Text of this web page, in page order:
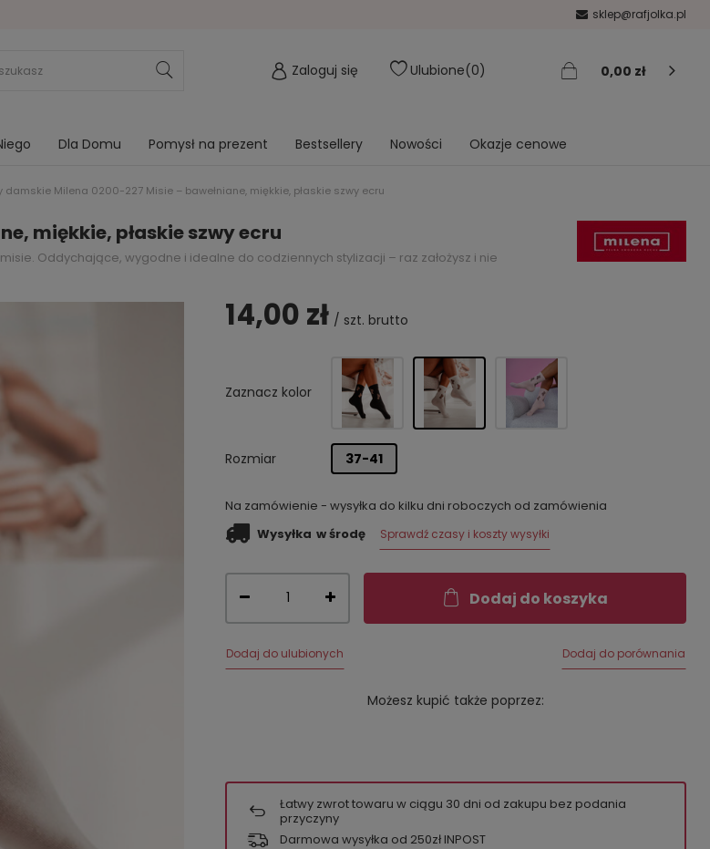
sklep@rafjolka.pl
Zaloguj się Ulubione 0 0,00 zł
Dla Domu Pomysł na prezent Bestsellery Nowości Okazje cenowe
damskie Milena 0200-227 Misie – bawełniane, miękkie, płaskie szwy ecru
miękkie, płaskie szwy ecru
Oddychające, wygodne i idealne do codziennych stylizacji – raz założysz i nie
14,00 zł / szt. brutto
Zaznacz kolor
Rozmiar 37-41
Na zamówienie - wysyłka do kilku dni roboczych od zamówienia
Wysyłka w środę Sprawdź czasy i koszty wysyłki
Dodaj do koszyka
Dodaj do ulubionych Dodaj do porównania
Możesz kupić także poprzez:
Łatwy zwrot towaru w ciągu 30 dni od zakupu bez podania
przyczyny
Darmowa wysyłka od 250zł INPOST